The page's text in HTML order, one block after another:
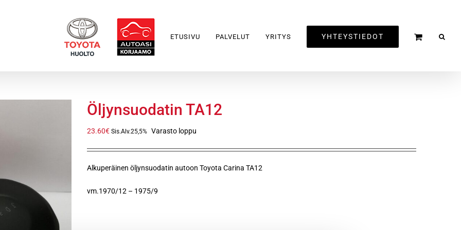
ETUSIVU PALVELUT YRITYS YHTEYSTIEDOT
Öljynsuodatin TA12
23.60€ Sis.Alv.25,5% Varasto loppu
Alkuperäinen öljynsuodatin autoon Toyota Carina TA12
vm.1970/12 – 1975/9